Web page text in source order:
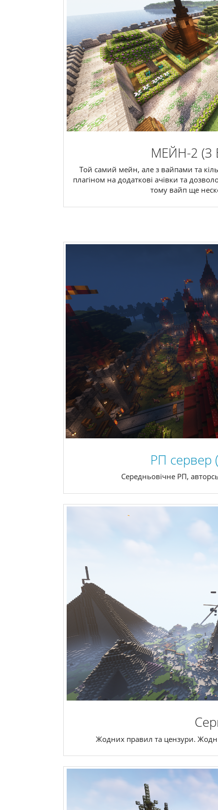
МЕЙН-2 (З
Той самий мейн, але з вайпами та
плагіном на додаткові ачівки та
тому вайп ще
РП сервер
Середньовічне РП,
Жодних правил та цензури.